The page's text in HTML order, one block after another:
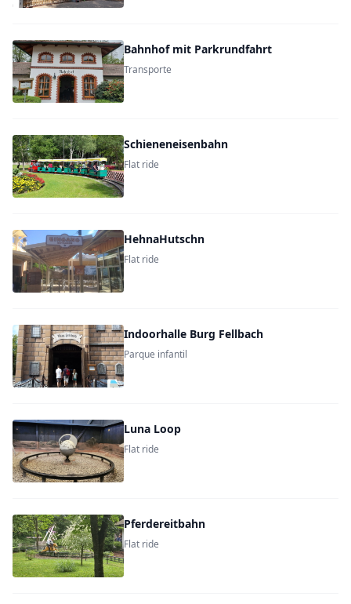
Bahnhof mit Parkrundfahrt
Transporte
Schieneneisenbahn
Flat ride
HehnaHutschn
Flat ride
Indoorhalle Burg Fellbach
Parque infantil
Luna Loop
Flat ride
Pferdereitbahn
Flat ride